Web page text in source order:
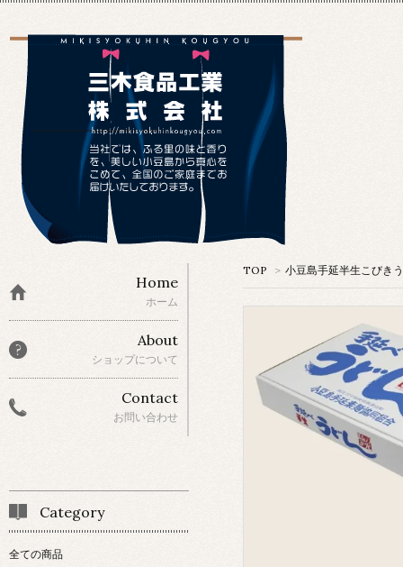
TOP > 小豆島手延半生こびき
Home
ホーム
About
ショップについて
Contact
お問い合わせ
Category
全ての商品